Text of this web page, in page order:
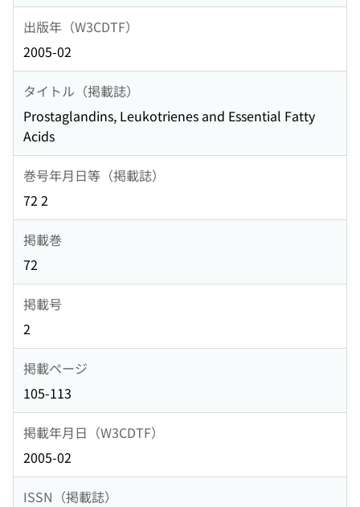
出版年（W3CDTF）
2005-02
タイトル（掲載誌）
Prostaglandins, Leukotrienes and Essential Fatty
Acids
巻号年月日等（掲載誌）
72 2
掲載巻
72
掲載号
2
掲載ページ
105-113
掲載年月日（W3CDTF）
2005-02
ISSN（掲載誌）